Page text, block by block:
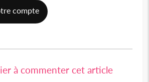
compte
à commenter cet article